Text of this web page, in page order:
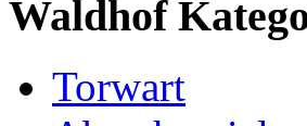
Waldhof
Torwart